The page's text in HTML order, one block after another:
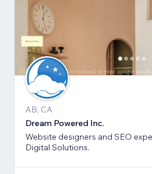
AB, CA
Dream Powered Inc.
Website designers and SEO
Digital Solutions.